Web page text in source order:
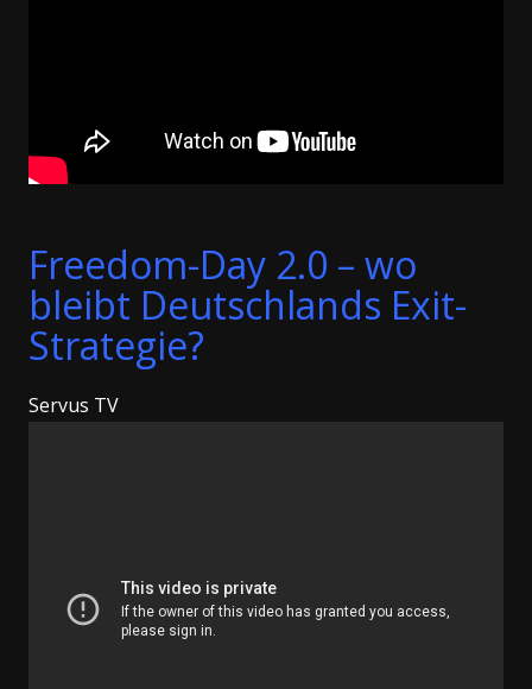
Freedom-Day 2.0 – wo
bleibt Deutschlands Exit-
Strategie?
Servus TV